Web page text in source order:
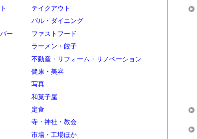
テイクアウト
バル・ダイニング
ー
ファストフード
ラーメン・餃子
不動産・リフォーム・リノベーション
健康・美容
写真
和菓子屋
定食
寺・神社・教会
市場・工場ほか